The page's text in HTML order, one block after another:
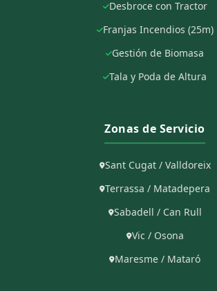
Desbroce con Tractor
Franjas Incendios (25m)
Gestión de Biomasa
Tala y Poda de Altura
Zonas de Servicio
Sant Cugat / Valldoreix
Terrassa / Matadepera
Sabadell / Can Rull
Vic / Osona
Maresme / Mataró